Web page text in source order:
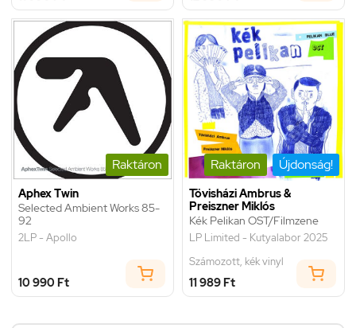
Raktáron
Aphex Twin
Selected Ambient Works 85-
92
2LP - Apollo
10 990 Ft
Raktáron Újdonság!
Tövisházi Ambrus &
Preiszner Miklós
Kék Pelikan OST/Filmzene
LP Limited - Kutyalabor 2025
Számozott, kék vinyl
11 989 Ft